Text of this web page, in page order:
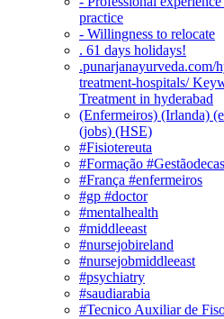
practice
- Willingness to relocate
. 61 days holidays!
.punarjanayurveda.com/
treatment-hospitals/
Treatment in hyderabad
(Enfermeiros) (Irlanda)
(jobs) (HSE)
#Fisiotereuta
#Formação
#França #enfermeiros
#gp #doctor
#mentalhealth
#middleeast
#nursejobireland
#nursejobmiddleeast
#psychiatry
#saudiarabia
#Tecnico Auxiliar de